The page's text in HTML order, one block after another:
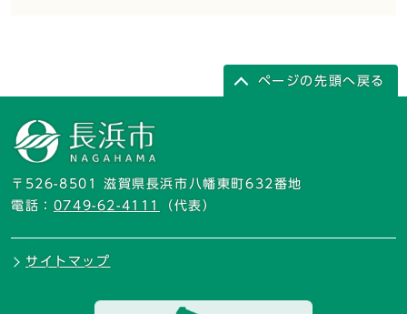
ページの先頭へ戻る
〒526-8501 滋賀県長浜市八幡東町632番地
電話： 0749-62-4111 （代表）
サイトマップ